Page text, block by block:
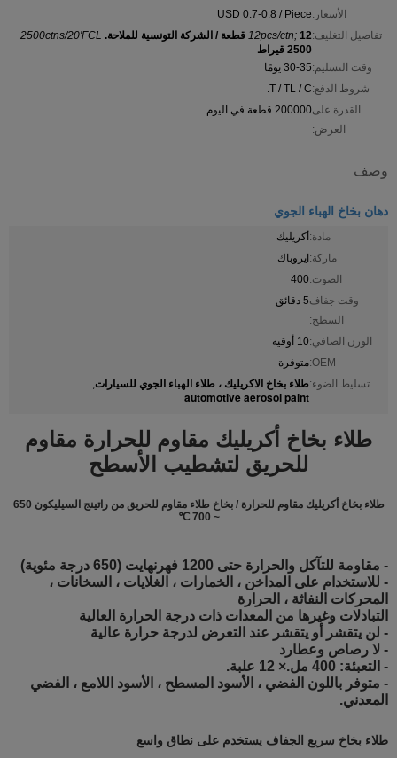
الأسعار:USD 0.7-0.8 / Piece
تفاصيل التغليف:
12pcs/ctn; 12 قطعة / الشركة التونسية للملاحة.
2500ctns/20'FCL
2500 قيراط
وقت التسليم:30-35 يومًا
شروط الدفع:T / TL / C.
القدرة على
العرض:
200000 قطعة في اليوم
وصف
دهان بخاخ الهباء الجوي
مادة:أكريليك
ماركة:ايروباك
الصوت:400
وقت جفاف
السطح:
5 دقائق
الوزن الصافي:10 أوقية
OEM: متوفرة
تسليط الضوء:طلاء بخاخ الاكريليك ، طلاء الهباء الجوي للسيارات,
automotive aerosol paint
طلاء بخاخ أكريليك مقاوم للحرارة مقاوم
للحريق لتشطيب الأسطح
طلاء بخاخ أكريليك مقاوم للحرارة / بخاخ طلاء مقاوم للحريق من راتينج السيليكون 650
~ 700 ℃
- مقاومة للتآكل والحرارة حتى 1200 فهرنهايت (650 درجة مئوية)
- للاستخدام على المداخن ، الخمارات ، الغلايات ، السخانات ،
المحركات النفاثة ، الحرارة
التبادلات وغيرها من المعدات ذات درجة الحرارة العالية
- لن يتقشر أو يتقشر عند التعرض لدرجة حرارة عالية
- لا رصاص وعطارد
- التعبئة: 400 مل.× 12 علبة.
- متوفر باللون الفضي ، الأسود المسطح ، الأسود اللامع ، الفضي
المعدني.
طلاء بخاخ سريع الجفاف يستخدم على نطاق واسع